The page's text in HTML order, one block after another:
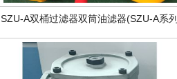
SZU-A双桶过滤器双筒油滤器(SZU-A系列
油滤过滤器)